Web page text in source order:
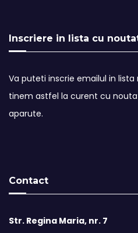
Inscriere in lista cu
Va puteti inscrie emailul in
tinem astfel la curent cu
aparute.
Contact
Str. Regina Maria, nr. 7